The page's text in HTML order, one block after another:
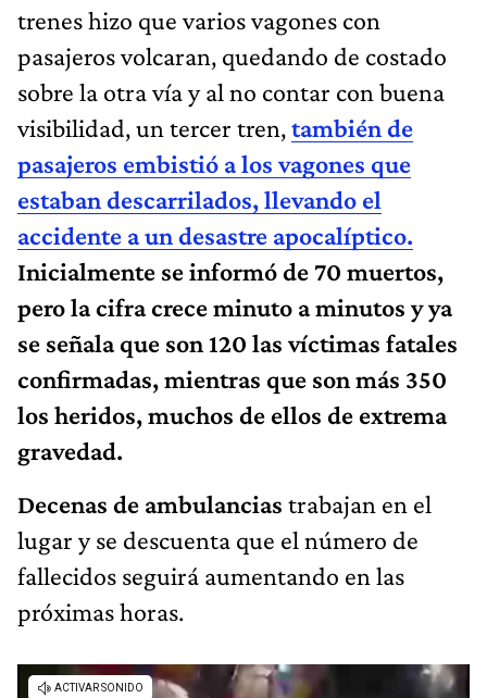
trenes hizo que varios vagones con
pasajeros volcaran, quedando de costado
sobre la otra vía y al no contar con buena
visibilidad, un tercer tren,también de
pasajeros embistió a los vagones que
estaban descarrilados, llevando el
accidente a un desastre apocalíptico.
Inicialmente se informó de 70 muertos,
pero la cifra crece minuto a minutos y ya
se señala que son 120 las víctimas fatales
confirmadas, mientras que son más 350
los heridos, muchos de ellos de extrema
gravedad.
Decenas de ambulancias trabajan en el
lugar y se descuenta que el número de
fallecidos seguirá aumentando en las
próximas horas.